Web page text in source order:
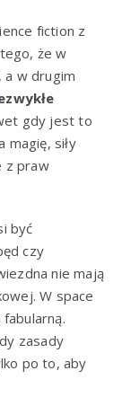
fiction z
że w
w drugim
gdy jest to
magię, siły
z praw
być
czy
nie mają
W space
zasady
po to, aby